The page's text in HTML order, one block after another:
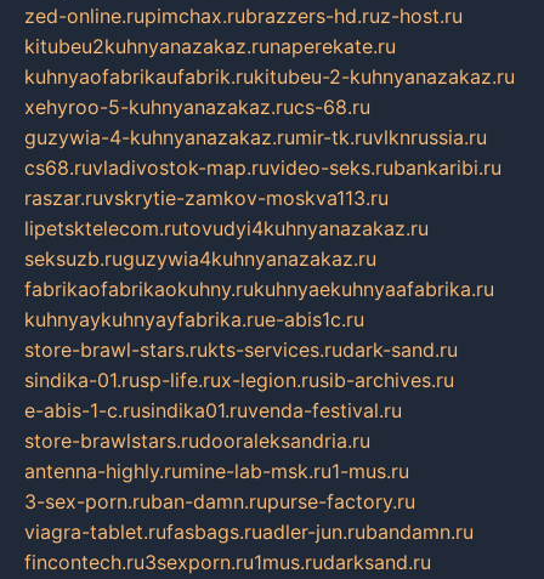
zed-online.rupimchax.rubrazzers-hd.ruz-host.ru
kitubeu2kuhnyanazakaz.runaperekate.ru
kuhnyaofabrikaufabrik.rukitubeu-2-kuhnyanazakaz.ru
xehyroo-5-kuhnyanazakaz.rucs-68.ru
guzywia-4-kuhnyanazakaz.rumir-tk.ruvlknrussia.ru
cs68.ruvladivostok-map.ruvideo-seks.rubankaribi.ru
raszar.ruvskrytie-zamkov-moskva113.ru
lipetsktelecom.rutovudyi4kuhnyanazakaz.ru
seksuzb.ruguzywia4kuhnyanazakaz.ru
fabrikaofabrikaokuhny.rukuhnyaekuhnyaafabrika.ru
kuhnyaykuhnyayfabrika.rue-abis1c.ru
store-brawl-stars.rukts-services.rudark-sand.ru
sindika-01.rusp-life.rux-legion.rusib-archives.ru
e-abis-1-c.rusindika01.ruvenda-festival.ru
store-brawlstars.rudooraleksandria.ru
antenna-highly.rumine-lab-msk.ru1-mus.ru
3-sex-porn.ruban-damn.rupurse-factory.ru
viagra-tablet.rufasbags.ruadler-jun.rubandamn.ru
fincontech.ru3sexporn.ru1mus.rudarksand.ru